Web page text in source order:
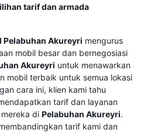
tarif dan armada
Pelabuhan Akureyri mengurus
mobil besar dan bernegosiasi
Akureyri untuk menawarkan
mobil terbaik untuk semua lokasi
cara ini, klien kami tahu
tarif dan layanan
di Pelabuhan Akureyri.
tarif kami dan